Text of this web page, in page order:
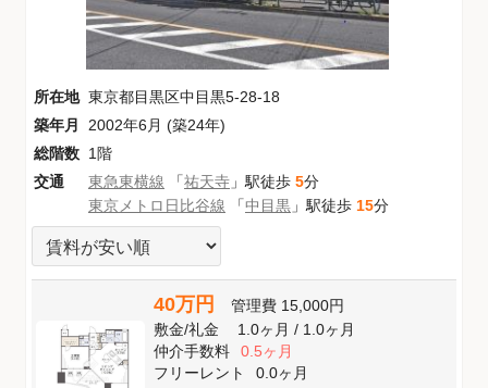
所在地 東京都目黒区中目黒5-28-18
築年月
2002年6月 (築24年)
総階数 1階
交通
東急東横線 「祐天寺 」駅徒歩 5分
東京メトロ日比谷線 「中目黒 」駅徒歩 15分
40万円 管理費 15,000円
敷金/礼金 1.0ヶ月/ 1.0ヶ月
仲介手数料
0.5ヶ月
フリーレント
0.0ヶ月